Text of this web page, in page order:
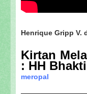
Henrique Gripp V.
Kirtan
: HH
meropal